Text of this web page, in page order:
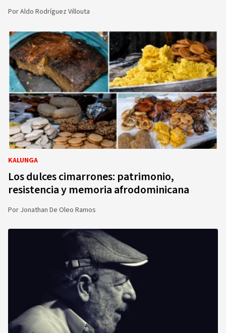
PorAldo Rodríguez Villouta
KALUNGA
Los dulces cimarrones: patrimonio,
resistencia y memoria afrodominicana
Por Jonathan De Oleo Ramos